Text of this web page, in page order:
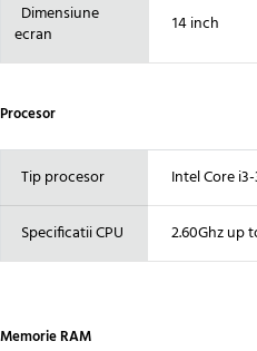
Dimensiune
ecran
14 inch
Procesor
Tip procesor Intel Core
Specificatii CPU 2.60Ghz up
Memorie RAM